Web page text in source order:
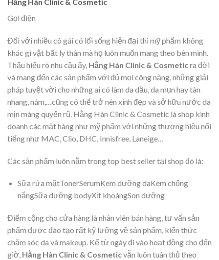
Gọi điện
Đối với nhiều cô gái có lối sống hiện đại thì mỹ phẩm không
khác gì vật bất ly thân mà họ luôn muốn mang theo bên mình.
Thấu hiểu rõ nhu cầu ấy, Hằng Hàn Clinic & Cosmeticra đời
và mang đến các sản phẩm với đủ mọi công năng, những giải
pháp tuyệt vời cho những ai có làm da dầu, da mụn hay tàn
nhang, nám,…cũng có thể trở nên xinh đẹp và sở hữu nước da
mịn màng quyến rũ. Hằng Hàn Clinic & Cosmetic là shop kinh
doanh các mặt hàng như mỹ phẩm với những thương hiệu nổi
tiếng như MAC, Clio, DHC, Innisfree, Laneige…
Các sản phẩm luôn nằm trong top best seller tại shop đó là:
Sữa rửa mặtTonerSerumKem dưỡng daKem chống
nắngSữa dưỡng bodyXịt khoángSon dưỡng
Điểm cộng cho cửa hàng là nhân viên bán hàng, tư vấn sản
phẩm được đào tạo rất kỹ lưỡng về sản phẩm, kiến thức
chăm sóc da và makeup. Kể từ ngày đi vào hoạt động cho đến
giờ, Hằng Hàn Clinic & Cosmeticvẫn luôn tuân thủ theo